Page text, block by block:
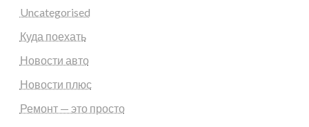
Uncategorised
Куда поехать
Новости авто
Новости плюс
Ремонт — это просто